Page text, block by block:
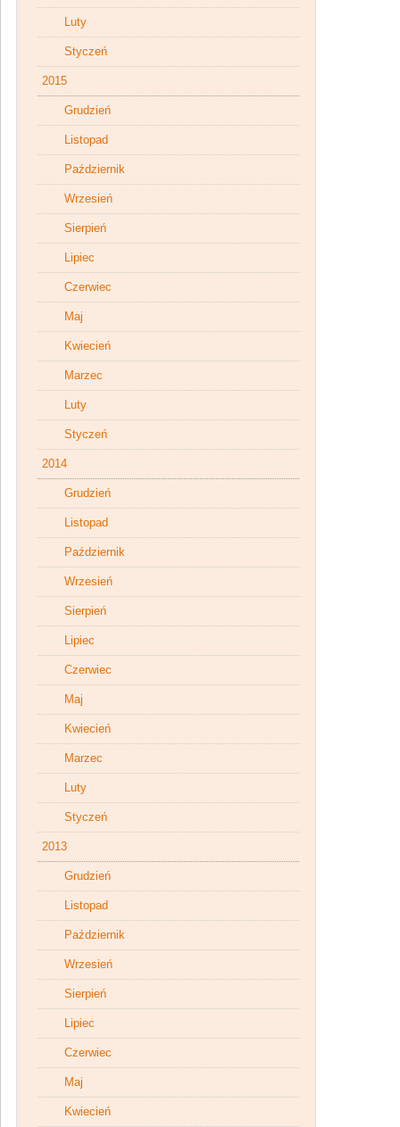
Luty
Styczeń
2015
Grudzień
Listopad
Październik
Wrzesień
Sierpień
Lipiec
Czerwiec
Maj
Kwiecień
Marzec
Luty
Styczeń
2014
Grudzień
Listopad
Październik
Wrzesień
Sierpień
Lipiec
Czerwiec
Maj
Kwiecień
Marzec
Luty
Styczeń
2013
Grudzień
Listopad
Październik
Wrzesień
Sierpień
Lipiec
Czerwiec
Maj
Kwiecień